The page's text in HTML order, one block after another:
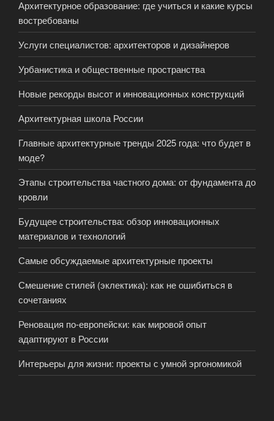
Архитектурное образование: где учиться и какие курсы
востребованы
Услуги специалистов: архитекторов и дизайнеров
Урбанистика и общественные пространства
Новые рекорды высот и инновационных конструкций
Архитектурная школа России
Главные архитектурные тренды 2025 года: что будет в
моде?
Этапы строительства частного дома: от фундамента до
кровли
Будущее строительства: обзор инновационных
материалов и технологий
Самые обсуждаемые архитектурные проекты
Смешение стилей (эклектика): как не ошибиться в
сочетаниях
Реновация по-европейски: как мировой опыт
адаптируют в России
Интерьеры для жизни: проекты с умной эргономикой